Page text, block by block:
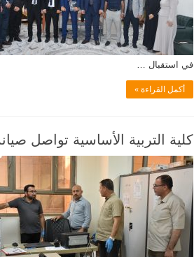
في استقبال …
أكمل القراءة »
كلية التربية الأساسية تواصل